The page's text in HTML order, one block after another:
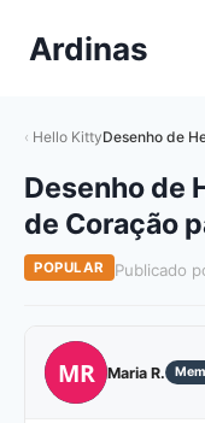
paraArdinas
Hello KittyDesenho de
Desenho de
de Coração
POPULAR Publicado
MR Maria R.